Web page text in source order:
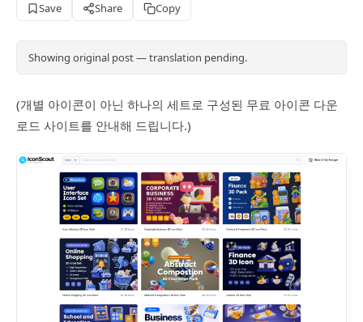
Save Share Copy
Showing original post — translation pending.
(개별 아이콘이 아닌 하나의 세트로 구성된 무료 아이콘 다운
로드 사이트를 안내해 드립니다.)